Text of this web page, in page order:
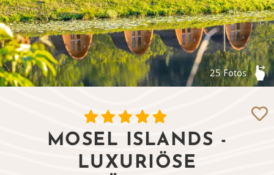
25 Fotos
MOSEL ISLANDS -
LUXURIÖSE